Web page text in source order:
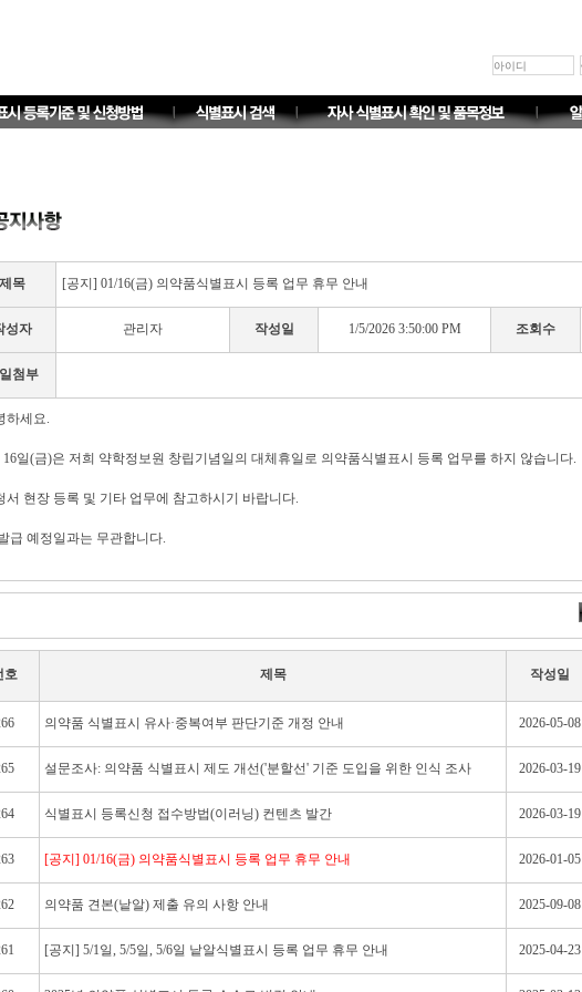
제목 [공지] 01/16(금) 의약품식별표시 등록 업무 휴무 안내
성자 관리자 작성일 1/5/2026 3:50:00 PM 조회수
첨부
하세요.
16일(금)은 저희 약학정보원 창립기념일의 대체휴일로 의약품식별표시 등록 업무를 하지 않습니다.
서 현장 등록 및 기타 업무에 참고하시기 바랍니다.
급 예정일과는 무관합니다.
호 제목 작성일
의약품 식별표시 유사·중복여부 판단기준 개정 안내 2026-05-08
설문조사: 의약품 식별표시 제도 개선('분할선' 기준 도입을 위한 인식 조사 2026-03-19
식별표시 등록신청 접수방법(이러닝) 컨텐츠 발간 2026-03-19
[공지] 01/16(금) 의약품식별표시 등록 업무 휴무 안내 2026-01-05
의약품 견본(낱알) 제출 유의 사항 안내 2025-09-08
[공지] 5/1일, 5/5일, 5/6일 낱알식별표시 등록 업무 휴무 안내 2025-04-23